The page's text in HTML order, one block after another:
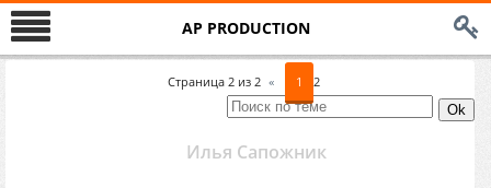
AP PRODUCTION
Страница 2 из 2 « 1 2
Илья Сапожник